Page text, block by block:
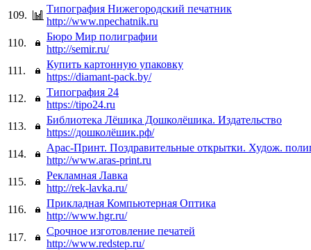
109.
Типография Нижегородский печатник
http://www.npechatnik.ru
110.
Бюро Мир полиграфии
http://semir.ru/
111.
Купить картонную упаковку
https://diamant-pack.by/
112.
Типография 24
https://tipo24.ru
113.
Библиотека Лёшика Дошколёшика. Издательство
https://дошколёшик.рф/
114.
Арас-Принт. Поздравительные открытки. Худож.
http://www.aras-print.ru
115.
Рекламная Лавка
http://rek-lavka.ru/
116.
Прикладная Компьютерная Оптика
http://www.hgr.ru/
117.
Срочное изготовление печатей
http://www.redstep.ru/